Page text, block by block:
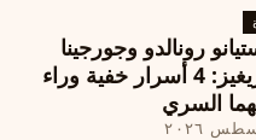
رونالدو وجورجينا
رودريغيز: 4 أسرار خفية وراء
السري